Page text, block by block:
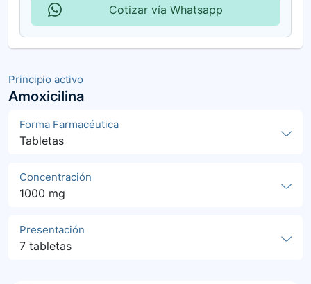
Principio activo
Amoxicilina
Forma Farmacéutica
Tabletas
Concentración
1000 mg
Presentación
7 tabletas
Cotizar vía Whatsapp